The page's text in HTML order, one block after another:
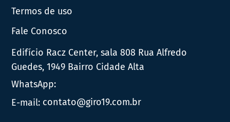
Termos de uso
Fale Conosco
Edifício Racz Center, sala 808 Rua Alfredo
Guedes, 1949 Bairro Cidade Alta
WhatsApp:
E-mail: contato@giro19.com.br